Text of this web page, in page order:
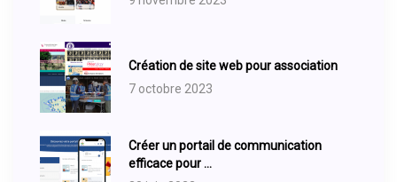
Création de site web pour association
7 octobre 2023
Créer un portail de communication
efficace pour ...